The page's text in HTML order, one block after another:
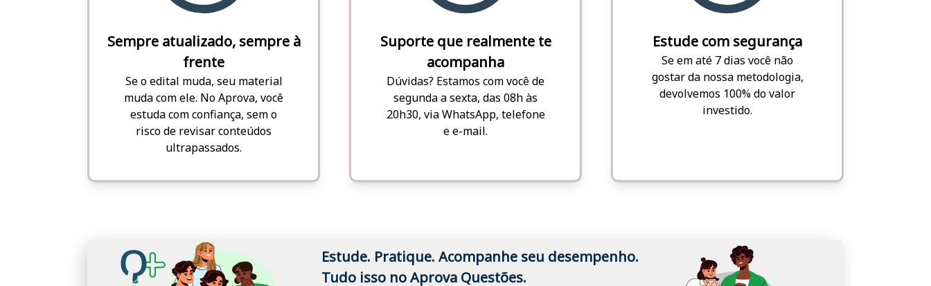
Sempre atualizado, sempre à
frente
Se o edital muda, seu material
muda com ele. No Aprova, você
estuda com confiança, sem o
risco de revisar conteúdos
ultrapassados.
Suporte que realmente te
acompanha
Dúvidas? Estamos com você de
segunda a sexta, das 08h às
20h30, via WhatsApp, telefone
e e-mail.
Estude com segurança
Se em até 7 dias você não
gostar da nossa metodologia,
devolvemos 100% do valor
investido.
Estude. Pratique. Acompanhe seu desempenho.
Tudo isso no Aprova Questões.